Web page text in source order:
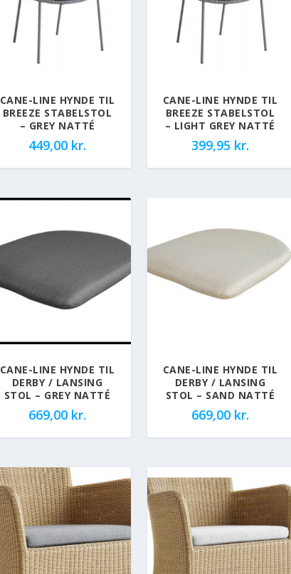
CANE-LINE HYNDE TIL
BREEZE STABELSTOL
– GREY NATTÉ
449,00 kr.
CANE-LINE HYNDE TIL
BREEZE STABELSTOL
– LIGHT GREY NATTÉ
399,95 kr.
CANE-LINE HYNDE TIL
DERBY / LANSING
STOL – GREY NATTÉ
669,00 kr.
CANE-LINE HYNDE TIL
DERBY / LANSING
STOL – SAND NATTÉ
669,00 kr.